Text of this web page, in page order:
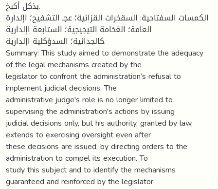
بذكل أكبخ.
الكمسات السفتاحية: السقخرات القزائية؛ عجـ التشفيح؛ اإلدارة
العامة؛ الغخامة التيجيجية؛ الستابعة اإلدارية
كالجدائية؛ السدؤكلية اإلدارية.
Summary: This study aimed to demonstrate the adequacy
of the legal mechanisms created by the
legislator to confront the administration’s refusal to
implement judicial decisions. The
administrative judge's role is no longer limited to
supervising the administration's actions by issuing
judicial decisions only, but his authority, granted by law,
extends to exercising oversight even after
these decisions are issued, by directing orders to the
administration to compel its execution. To
study this subject and to identify the mechanisms
guaranteed and reinforced by the legislator